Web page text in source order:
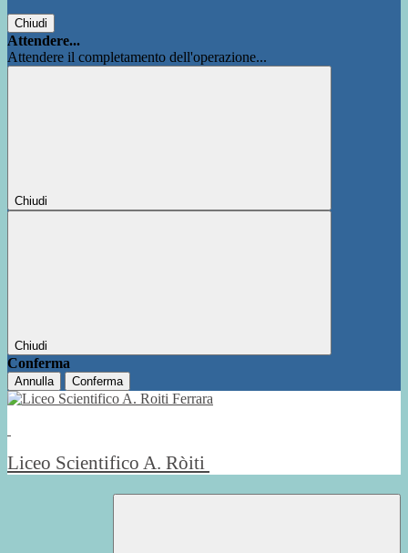
Chiudi
Attendere...
Attendere il completamento dell'operazione...
Chiudi
Chiudi
Conferma
Annulla Conferma
Liceo Scientifico A. Ròiti